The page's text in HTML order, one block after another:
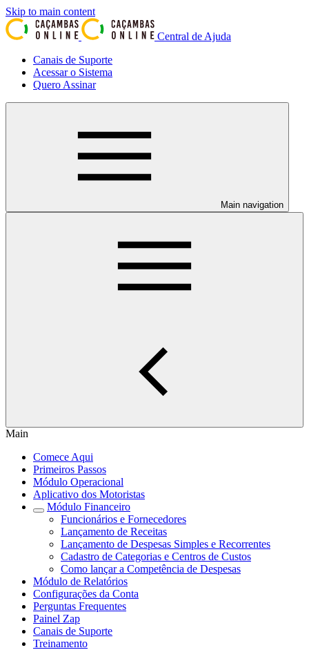
Skip to main content
Central de Ajuda
Canais de Suporte
Acessar o Sistema
Quero Assinar
Main navigation
Main
Comece Aqui
Primeiros Passos
Módulo Operacional
Aplicativo dos Motoristas
Módulo Financeiro
Funcionários e Fornecedores
Lançamento de Receitas
Lançamento de Despesas Simples e Recorrentes
Cadastro de Categorias e Centros de Custos
Como lançar a Competência de Despesas
Módulo de Relatórios
Configurações da Conta
Perguntas Frequentes
Painel Zap
Canais de Suporte
Treinamento